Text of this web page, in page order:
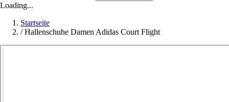
Loading...
Startseite
/ Hallenschuhe Damen Adidas Court Flight